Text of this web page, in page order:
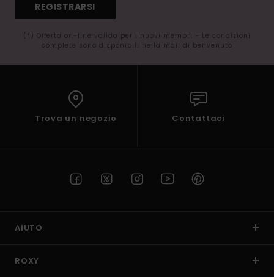
REGISTRARSI
(*) Offerta on-line valida per i nuovi membri - Le condizioni
complete sono disponibili nella mail di benvenuto
Trova un negozio Contattaci
AIUTO
ROXY